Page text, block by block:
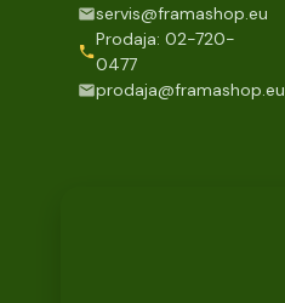
servis@framashop.eu
Prodaja: 02-720-
0477
prodaja@framashop.eu